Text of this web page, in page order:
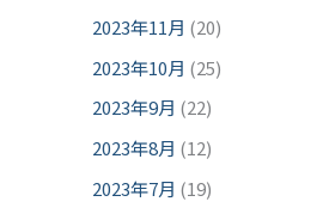
2023年11月 (20)
2023年10月 (25)
2023年9月 (22)
2023年8月 (12)
2023年7月 (19)